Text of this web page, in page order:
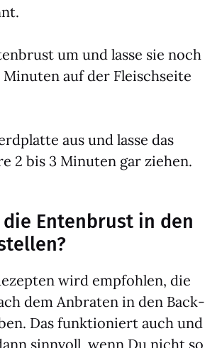
um und las­se sie noch
Minu­ten auf der Fleisch­sei­te
aus und las­se das
2 bis 3 Minu­ten gar zie­hen.
die Entenbrust in den
wird emp­foh­len, die
dem Anbra­ten in den Back­
Das funk­tio­niert auch und
sinn­voll, wenn Du nicht so